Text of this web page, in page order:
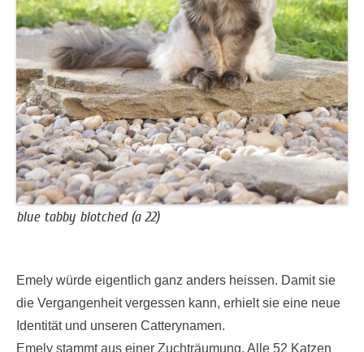
blue tabby blotched (a 22)
Emely würde eigentlich ganz anders heissen. Damit sie
die Vergangenheit vergessen kann, erhielt sie eine neue
Identität und unseren Catterynamen.
Emely stammt aus einer Zuchträumung. Alle 52 Katzen